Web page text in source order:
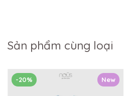
Sản phẩm cùng loại
New
-20%